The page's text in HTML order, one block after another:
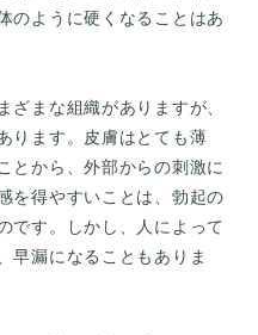
のように硬くなることはあ
ざまな組織がありますが、
ります。皮膚はとても薄
とから、外部からの刺激に
を得やすいことは、勃起の
です。しかし、人によって
早漏になることもありま